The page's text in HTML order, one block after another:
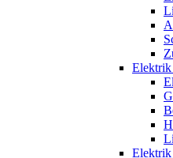
Elektrik
Elektrik